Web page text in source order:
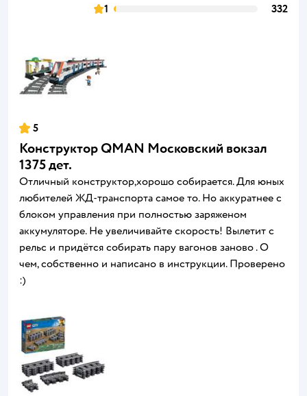
1
332
5
Конструктор QMAN Московский вокзал
1375 дет.
Отличный конструктор,хорошо собирается. Для юных
любителей ЖД-транспорта самое то. Но аккуратнее с
блоком управления при полностью заряженом
аккумуляторе. Не увеличивайте скорость! Вылетит с
рельс и придётся собирать пару вагонов заново . О
чем, собственно и написано в инструкции. Проверено
:)